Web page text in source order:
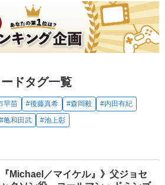
ドタグ一覧
早苗 #後藤真希 #森岡毅
#内田有紀
#亀和田武 #池上彰
『Michael／マイケル』》父ジョセ